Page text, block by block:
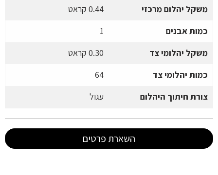
משקל יהלום מרכזי
0.44 קראט
כמות אבנים
1
משקל יהלומי צד
0.30 קראט
כמות יהלומי צד
64
צורת חיתוך היהלום
עגול
השארת פרטים